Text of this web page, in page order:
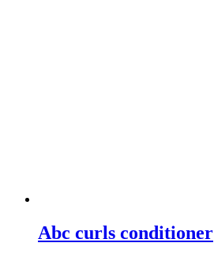
Abc curls conditioner